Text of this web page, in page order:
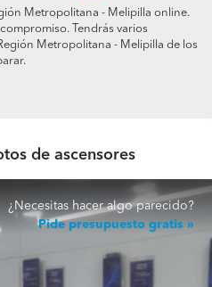
Metropolitana - Melipilla online.
Tendrás varios
Metropolitana - Melipilla de los
de ascensores
¿Necesitas hacer algo parecido?
Pide presupuesto gratis